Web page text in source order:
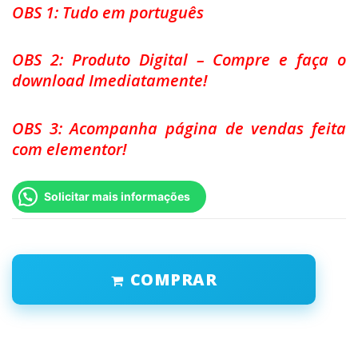
OBS 1: Tudo em português
OBS 2: Produto Digital – Compre e faça o
download Imediatamente!
OBS 3: Acompanha página de vendas feita
com elementor!
Solicitar mais informações
COMPRAR